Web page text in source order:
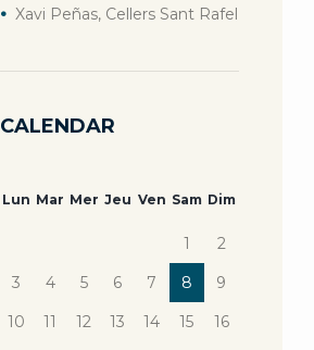
Xavi Peñas, Cellers Sant Rafel
CALENDAR
Lun Mar Mer Jeu Ven Sam Dim
1
2
3
4 5 6 7 8
9
10
11 12 13 14 15
16